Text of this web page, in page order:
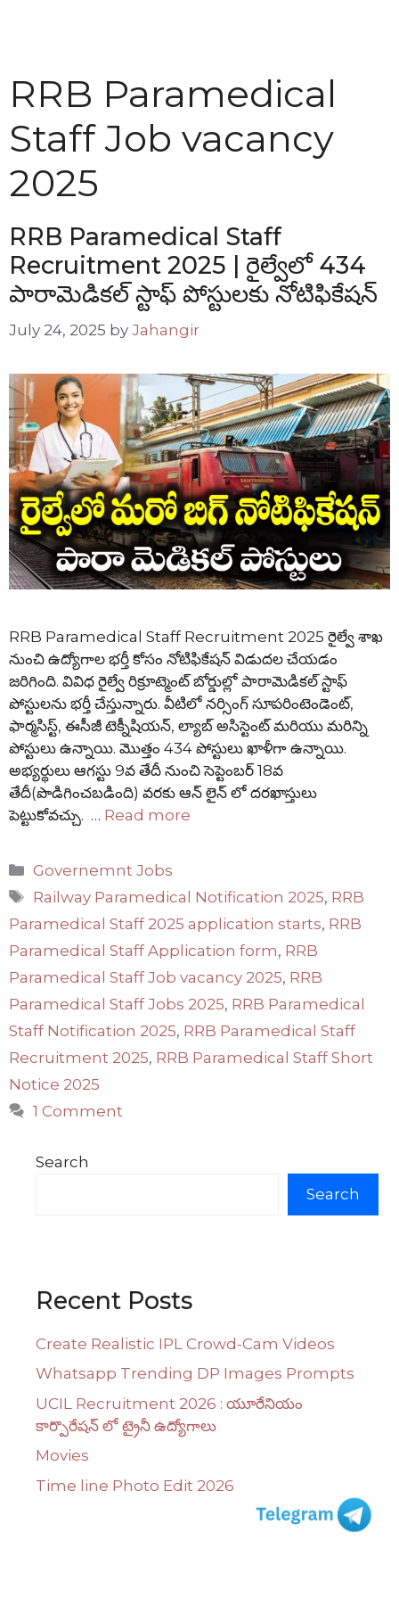
RRB Paramedical
Staff Job vacancy
2025
RRB Paramedical Staff
Recruitment 2025 | రైల్వేలో 434
పారామెడికల్ స్టాఫ్ పోస్టులకు నోటిఫికేషన్
July 24, 2025 by Jahangir
RRB Paramedical Staff Recruitment 2025 రైల్వే శాఖ
నుంచి ఉద్యోగాల భర్తీ కోసం నోటిఫికేషన్ విడుదల చేయడం
జరిగింది. వివిధ రైల్వే రిక్రూట్మెంట్ బోర్డుల్లో పారామెడికల్ స్టాఫ్
పోస్టులను భర్తీ చేస్తున్నారు. వీటిలో నర్సింగ్ సూపరింటెండెంట్,
ఫార్మసిస్ట్, ఈసీజీ టెక్నీషియన్, ల్యాబ్ అసిస్టెంట్ మరియు మరిన్ని
పోస్టులు ఉన్నాయి. మొత్తం 434 పోస్టులు ఖాళీగా ఉన్నాయి.
అభ్యర్థులు ఆగస్టు 9వ తేదీ నుంచి సెప్టెంబర్ 18వ
తేదీ(పొడిగించబడింది) వరకు ఆన్ లైన్ లో దరఖాస్తులు
పెట్టుకోవచ్చు. … Read more
Categories
Governemnt Jobs
Tags
Railway Paramedical Notification 2025, RRB
Paramedical Staff 2025 application starts, RRB
Paramedical Staff Application form, RRB
Paramedical Staff Job vacancy 2025, RRB
Paramedical Staff Jobs 2025, RRB Paramedical
Staff Notification 2025, RRB Paramedical Staff
Recruitment 2025, RRB Paramedical Staff Short
Notice 2025
1 Comment
Search
Search
Recent Posts
Create Realistic IPL Crowd-Cam Videos
Whatsapp Trending DP Images Prompts
UCIL Recruitment 2026 : యూరేనియం
కార్పొరేషన్ లో ట్రైనీ ఉద్యోగాలు
Movies
Time line Photo Edit 2026